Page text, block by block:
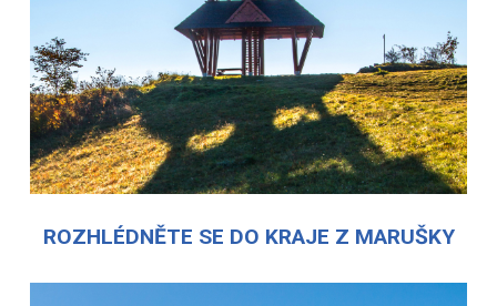
ROZHLÉDNĚTE SE DO KRAJE Z MARUŠKY